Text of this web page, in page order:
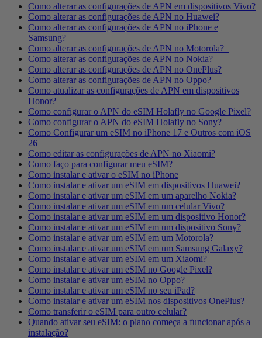
Como alterar as configurações de APN em dispositivos Vivo?
Como alterar as configurações de APN no Huawei?
Como alterar as configurações de APN no iPhone e
Samsung?
Como alterar as configurações de APN no Motorola?
Como alterar as configurações de APN no Nokia?
Como alterar as configurações de APN no OnePlus?
Como alterar as configurações de APN no Oppo?
Como atualizar as configurações de APN em dispositivos
Honor?
Como configurar o APN do eSIM Holafly no Google Pixel?
Como configurar o APN do eSIM Holafly no Sony?
Como Configurar um eSIM no iPhone 17 e Outros com iOS
26
Como editar as configurações de APN no Xiaomi?
Como faço para configurar meu eSIM?
Como instalar e ativar o eSIM no iPhone
Como instalar e ativar um eSIM em dispositivos Huawei?
Como instalar e ativar um eSIM em um aparelho Nokia?
Como instalar e ativar um eSIM em um celular Vivo?
Como instalar e ativar um eSIM em um dispositivo Honor?
Como instalar e ativar um eSIM em um dispositivo Sony?
Como instalar e ativar um eSIM em um Motorola?
Como instalar e ativar um eSIM em um Samsung Galaxy?
Como instalar e ativar um eSIM em um Xiaomi?
Como instalar e ativar um eSIM no Google Pixel?
Como instalar e ativar um eSIM no Oppo?
Como instalar e ativar um eSIM no seu iPad?
Como instalar e ativar um eSIM nos dispositivos OnePlus?
Como transferir o eSIM para outro celular?
Quando ativar seu eSIM: o plano começa a funcionar após a
instalação?